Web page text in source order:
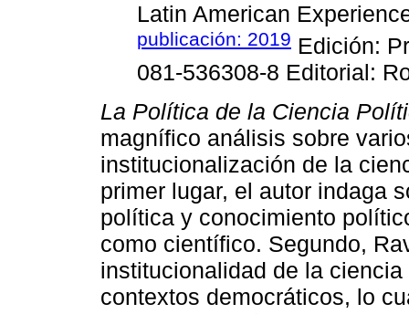
Latin American
publicación: 2019 Edición:
081-536308-8 Editorial:
La Política de la Ciencia
magnífico análisis sobre
institucionalización de la
primer lugar, el autor indaga
política y conocimiento
como científico. Segundo,
institucionalidad de la
contextos democráticos, lo